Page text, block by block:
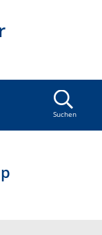
Suchen